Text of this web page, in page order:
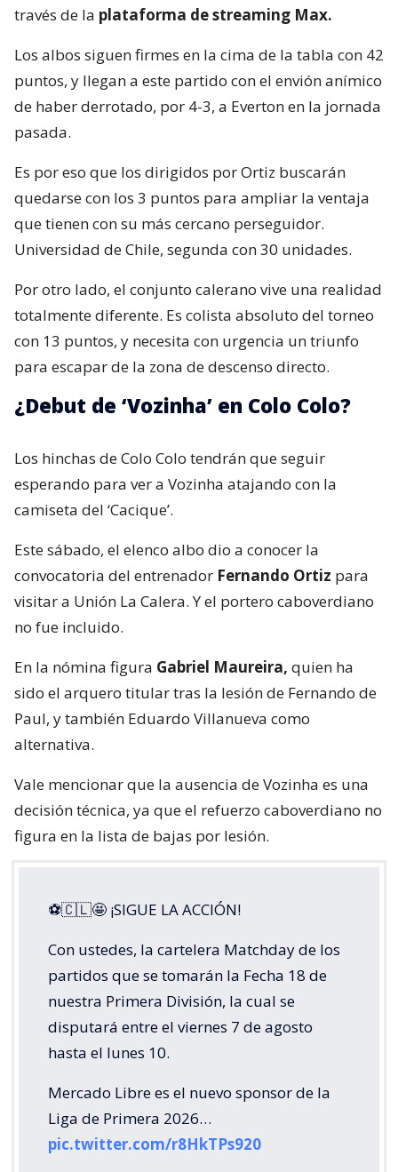
través de la plataforma de streaming Max.
Los albos siguen firmes en la cima de la tabla con 42
puntos, y llegan a este partido con el envión anímico
de haber derrotado, por 4-3, a Everton en la jornada
pasada.
Es por eso que los dirigidos por Ortiz buscarán
quedarse con los 3 puntos para ampliar la ventaja
que tienen con su más cercano perseguidor.
Universidad de Chile, segunda con 30 unidades.
Por otro lado, el conjunto calerano vive una realidad
totalmente diferente. Es colista absoluto del torneo
con 13 puntos, y necesita con urgencia un triunfo
para escapar de la zona de descenso directo.
¿Debut de ‘Vozinha’ en Colo Colo?
Los hinchas de Colo Colo tendrán que seguir
esperando para ver a Vozinha atajando con la
camiseta del ‘Cacique’.
Este sábado, el elenco albo dio a conocer la
convocatoria del entrenador Fernando Ortiz para
visitar a Unión La Calera. Y el portero caboverdiano
no fue incluido.
En la nómina figura Gabriel Maureira, quien ha
sido el arquero titular tras la lesión de Fernando de
Paul, y también Eduardo Villanueva como
alternativa.
Vale mencionar que la ausencia de Vozinha es una
decisión técnica, ya que el refuerzo caboverdiano no
figura en la lista de bajas por lesión.
⚽🇨🇱🤩 ¡SIGUE LA ACCIÓN!
Con ustedes, la cartelera Matchday de los
partidos que se tomarán la Fecha 18 de
nuestra Primera División, la cual se
disputará entre el viernes 7 de agosto
hasta el lunes 10.
Mercado Libre es el nuevo sponsor de la
Liga de Primera 2026…
pic.twitter.com/r8HkTPs920